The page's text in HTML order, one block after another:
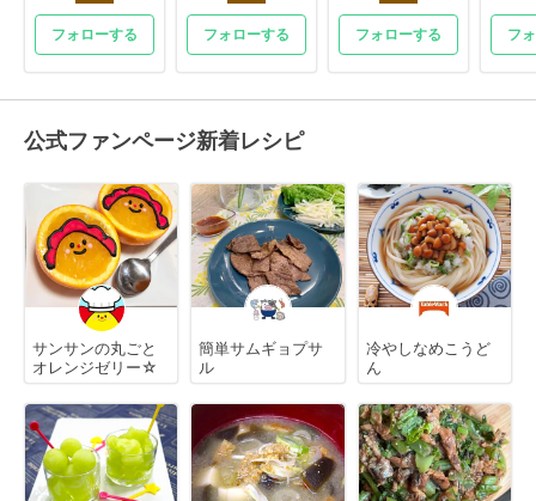
フォローする フォローする フォローする フ
公式ファンページ新着レシピ
サンサンの丸ごと
オレンジゼリー☆
簡単サムギョプサ
ル
冷やしなめこうど
ん